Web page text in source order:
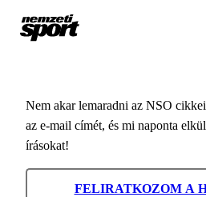
Nem akar lemaradni az NSO
az e-mail címét, és mi naponta
írásokat!
FELIRATKOZOM A